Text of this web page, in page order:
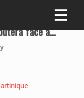
face à…